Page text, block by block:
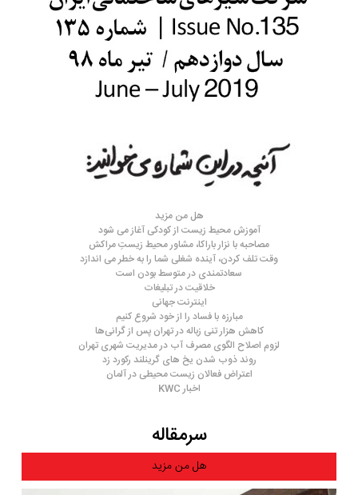
هل من مزید
آموزش محیط زیست از کودکی آغاز می شود
مصاحبه با نزار باراکا، مشاور محیط زیستِ مراکش
وقت تلف کردن، آینده شغلی شما را به خطر می اندازد
سعادتمندی در متوسط بودن است
خلاقیت در تبلیغات
اینترنت جهانی
مبارزه با فساد را از خود شروع کنیم
کاهش هزار تنی زباله در تهران پس از گرانی‌ها
لزوم اصلاح الگوی مصرف آب در مدیریت شهری تهران
روند ذوب شدن یخ های گرینلند رکورد زد
اعتراض فعالان زیست محیطی در آلمان
اخبار KWC
سرمقاله
هل من مزید